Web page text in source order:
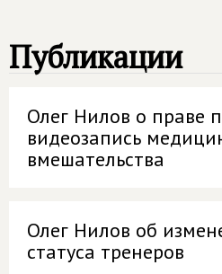
Публикации
Олег Нилов о праве
видеозапись
вмешательства
Олег Нилов об
статуса тренеров